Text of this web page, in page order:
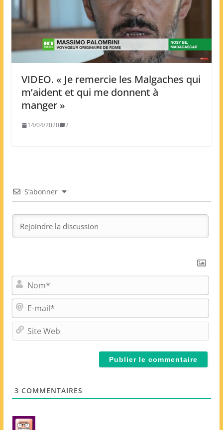
VIDEO. « Je remercie les Malgaches qui
m’aident et qui me donnent à
manger »
14/04/2020 2
S’abonner
o
m
-
m
i
3 COMMENTAIRES